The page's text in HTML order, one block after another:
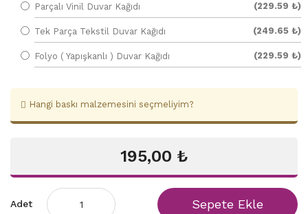
Parçalı Vinil Duvar Kağıdı (229.59 ₺)
Tek Parça Tekstil Duvar Kağıdı (249.65 ₺)
Folyo ( Yapışkanlı ) Duvar Kağıdı (229.59 ₺)
Hangi baskı malzemesini seçmeliyim?
195,00 ₺
Adet Sepete Ekle